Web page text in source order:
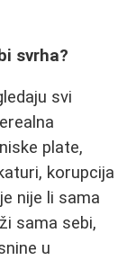
svrha?
svi
plate,
korupcija
nije li sama
sama sebi,
u